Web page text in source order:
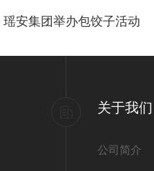
安集团举办包饺子活动
关于我们
公司简介